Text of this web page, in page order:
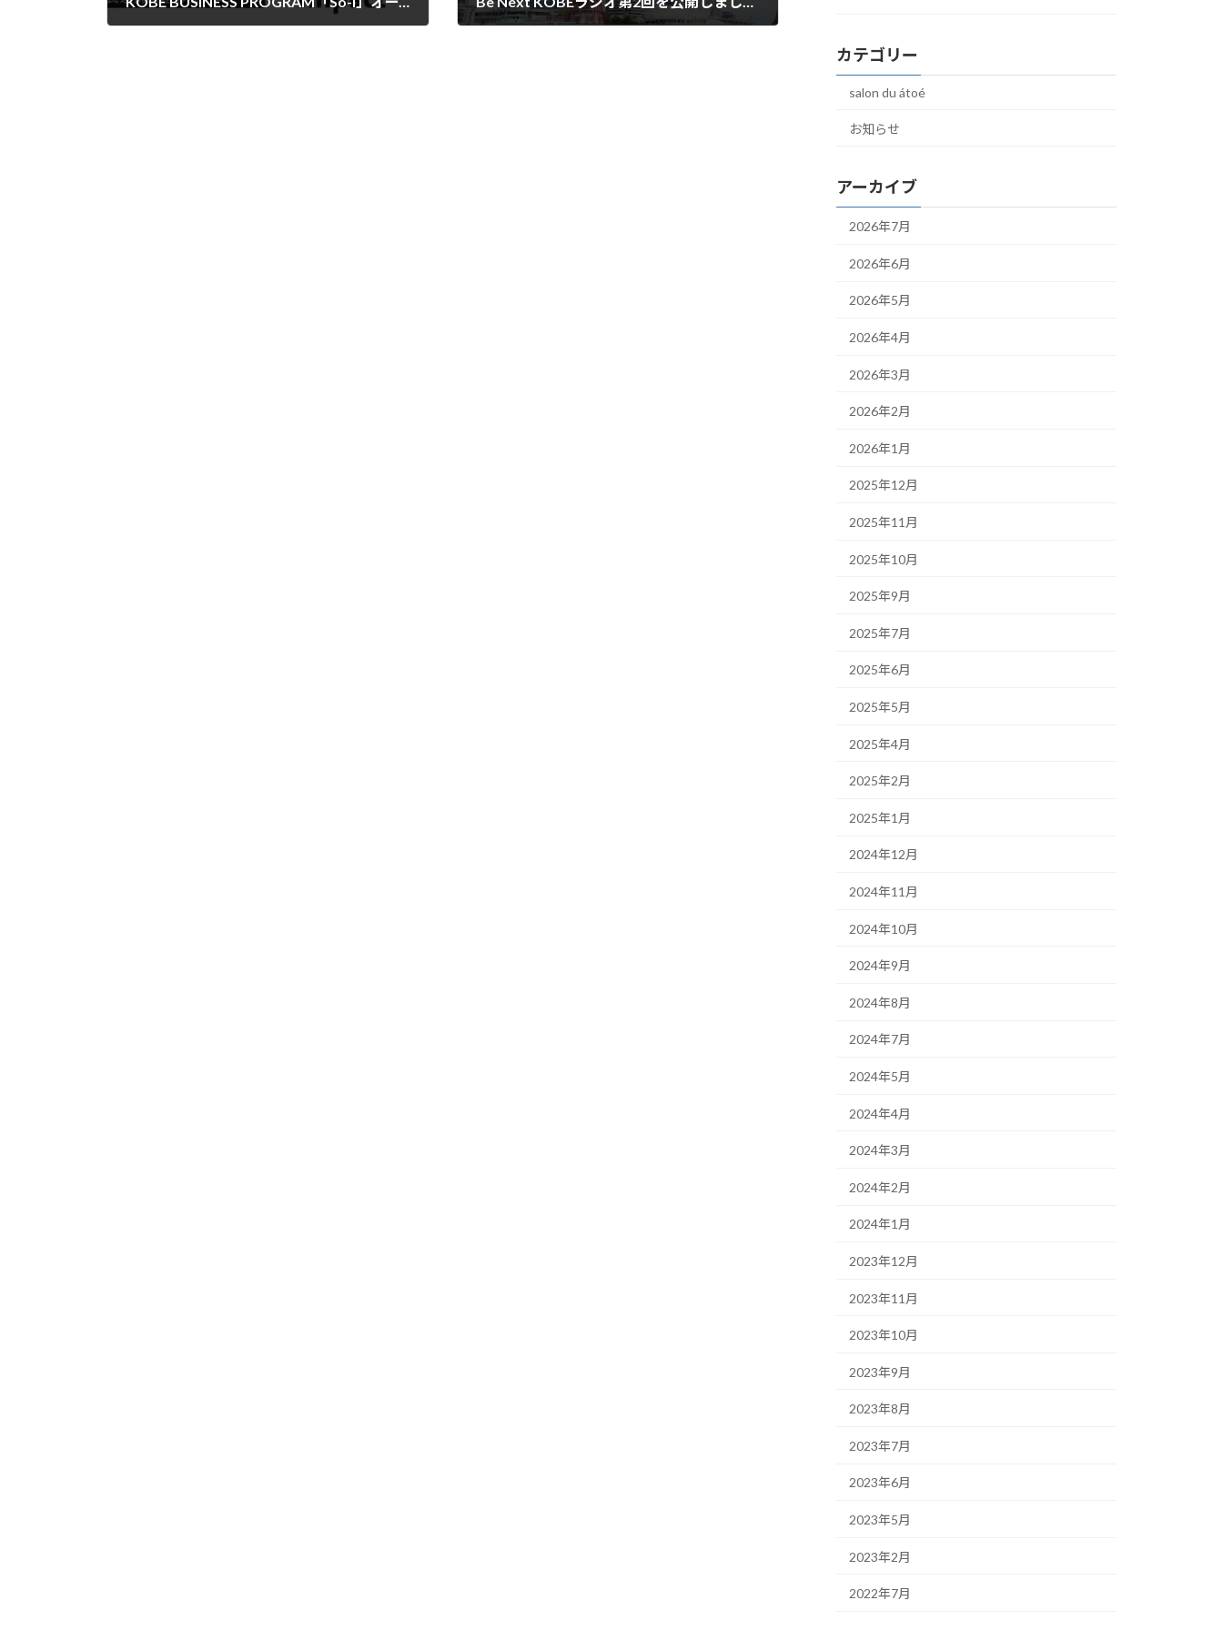
カテゴリー
salon du átoé
お知らせ
アーカイブ
2026年7月
2026年6月
2026年5月
2026年4月
2026年3月
2026年2月
2026年1月
2025年12月
2025年11月
2025年10月
2025年9月
2025年7月
2025年6月
2025年5月
2025年4月
2025年2月
2025年1月
2024年12月
2024年11月
2024年10月
2024年9月
2024年8月
2024年7月
2024年5月
2024年4月
2024年3月
2024年2月
2024年1月
2023年12月
2023年11月
2023年10月
2023年9月
2023年8月
2023年7月
2023年6月
2023年5月
2023年2月
2022年7月